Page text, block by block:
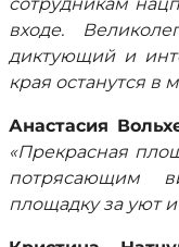
входе.
диктующий и
края останутся в
Анастасия
«Прекрасная
потрясающим
площадку за уют